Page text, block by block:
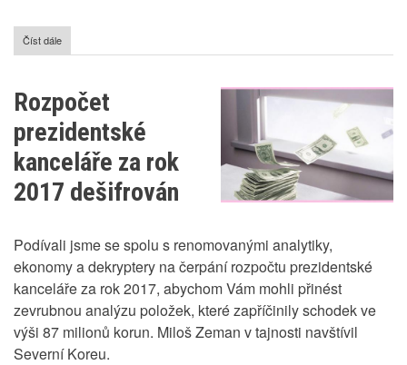
Číst dále
Důvody
Plekance
Lucie
Vondráčkové
Rozpočet
prezidentské
kanceláře za rok
2017 dešifrován
Podívali jsme se spolu s renomovanými analytiky,
ekonomy a dekryptery na čerpání rozpočtu prezidentské
kanceláře za rok 2017, abychom Vám mohli přinést
zevrubnou analýzu položek, které zapříčinily schodek ve
výši 87 milionů korun. Miloš Zeman v tajnosti navštívil
Severní Koreu.